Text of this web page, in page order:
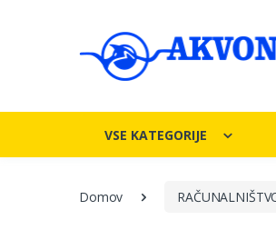
VSE KATEGORIJE
Domov